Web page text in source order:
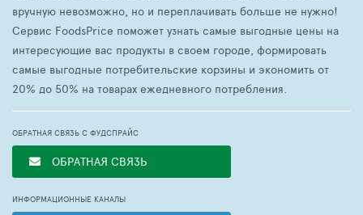
вручную невозможно, но и переплачивать больше не нужно!
Сервис FoodsPrice поможет узнать самые выгодные цены на
интересующие вас продукты в своем городе, формировать
самые выгодные потребительские корзины и экономить от
20% до 50% на товарах ежедневного потребления.
ОБРАТНАЯ СВЯЗЬ С ФУДСПРАЙС
ОБРАТНАЯ СВЯЗЬ
ИНФОРМАЦИОННЫЕ КАНАЛЫ